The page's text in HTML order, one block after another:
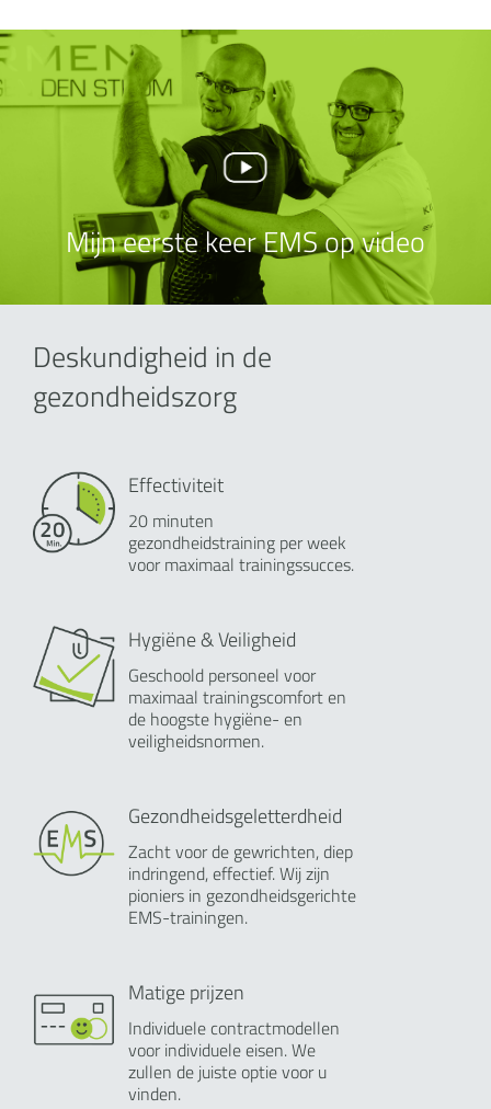
Mijn eerste keer EMS op video
Deskundigheid in de
gezondheidszorg
Effectiviteit
20 minuten
gezondheidstraining per week
voor maximaal trainingssucces.
Hygiëne & Veiligheid
Geschoold personeel voor
maximaal trainingscomfort en
de hoogste hygiëne- en
veiligheidsnormen.
Gezondheidsgeletterdheid
Zacht voor de gewrichten, diep
indringend, effectief. Wij zijn
pioniers in gezondheidsgerichte
EMS-trainingen.
Matige prijzen
Individuele contractmodellen
voor individuele eisen. We
zullen de juiste optie voor u
vinden.